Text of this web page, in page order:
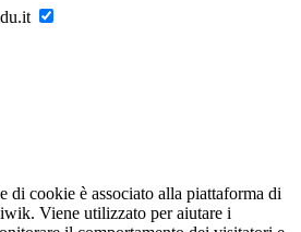
di cookie è associato alla piattaforma di
Viene utilizzato per aiutare i